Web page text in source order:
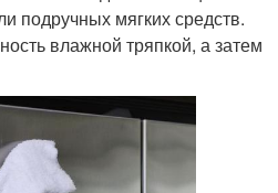
подручных мягких средств.
влажной тряпкой, а затем